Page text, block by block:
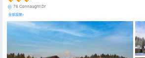
76 Connaught Dr
全部設施>